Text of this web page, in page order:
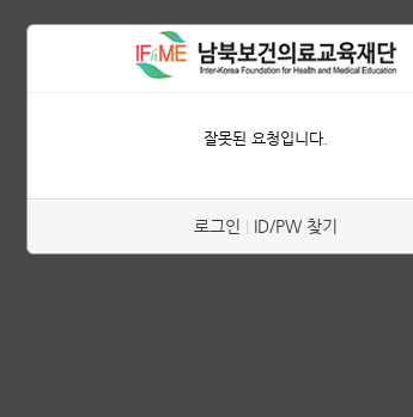
잘못된 요청입니다.
로그인 ID/PW 찾기